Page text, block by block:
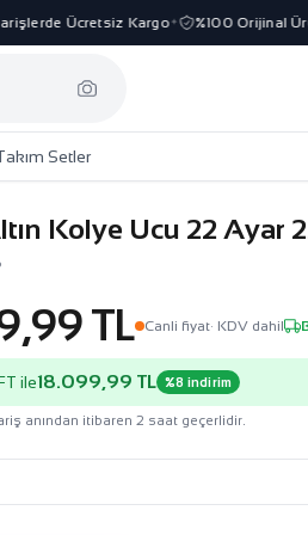
Ücretsiz Kargo✦ %100 Orijinal Ürün
Setler
Kolye Ucu 22 Ayar
TL Canli fiyat· KDV dahil
ile18.099,99 TL %8 indirim
anından itibaren 2 saat geçerlidir.